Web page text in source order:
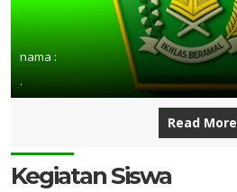
nama :
.
Read More
Kegiatan Siswa